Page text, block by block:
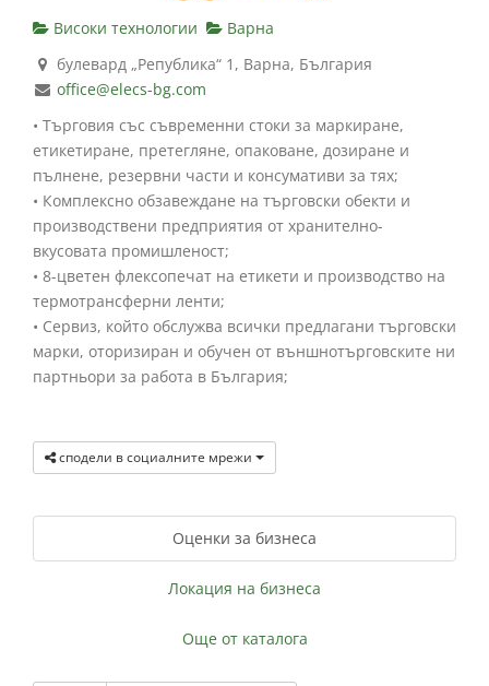
Високи технологии
Варна
булевард „Република“ 1, Варна, България
office@elecs-bg.com
• Търговия със съвременни стоки за маркиране,
етикетиране, претегляне, опаковане, дозиране и
пълнене, резервни части и консумативи за тях;
• Комплексно обзавеждане на търговски обекти и
производствени предприятия от хранително-
вкусовата промишленост;
• 8-цветен флексопечат на етикети и производство на
термотрансферни ленти;
• Сервиз, който обслужва всички предлагани търговски
марки, оторизиран и обучен от външнотърговските ни
партньори за работа в България;
сподели в социалните мрежи
Оценки за бизнеса
Локация на бизнеса
Още от каталога